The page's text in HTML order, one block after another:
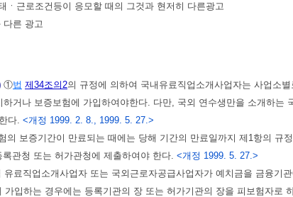
ㆍ근로조건등이 응모할 때의 그것과 현저히 다른광고
다른 광고
①법 제34조의2의 규정에 의하여 국내유료직업소개사업자는 사업소
거나 보증보험에 가입하여야한다. 다만, 국외 연수생만을 소개하는
다. <개정 1999. 2. 8., 1999. 5. 27.>
보증기간이 만료되는 때에는 당해 기간의 만료일까지 제1항의 규
관청 또는 허가관청에 제출하여야 한다. <개정 1999. 5. 27.>
료직업소개사업자 또는 국외근로자공급사업자가 예치금을 금융기
입하는 경우에는 등록기관의 장 또는 허가기관의 장을 피보험자로